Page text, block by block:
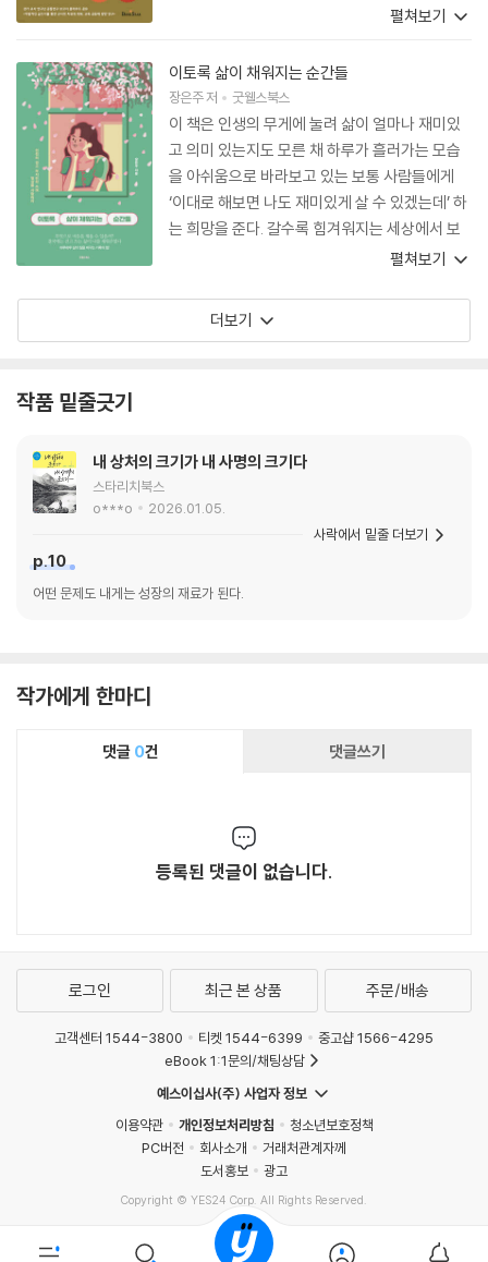
대한 진실한 사랑이 담겨 있었기 때문이다. 교사
로 교육하는 교사들이 있기에 우리 아이들이 쉽지
않은 인생을 개척해 갈 마음의 힘과 능력을 갖출
수 있겠구나.’ 하는 신뢰가 생겼다. 이 책의 공저자
들은 같은 길을 가는 교사들에게 도움이 되었으면
하는 마음에서 글을 쓴 듯하다. 하지만 이 책은 학
부모들에게 더 필요한 책이라는 생각이 든다. 학
부모들이 이 글을 읽게 되면 다시 ‘선생님’들을 존
경하게 될 것이다. 학교 교육을 신뢰하게 될 것이
이다. 교사들이 쓴 글이지만, 모든 직업인이 보아
야 할 책이다. 이 책에 등장하는 교사들처럼 자기
를 보낸다.
펼쳐보기
이토록 삶이 채워지는 순간들
장은주저 굿웰스북스
이 책은 인생의 무게에 눌려 삶이 얼마나 재미있
고 의미 있는지도 모른 채 하루가 흘러가는 모습
을 아쉬움으로 바라보고 있는 보통 사람들에게
‘이대로 해보면 나도 재미있게 살 수 있겠는데’ 하
는 희망을 준다. 갈수록 힘겨워지는 세상에서 보
통 사람이 보통 사람에게 희망의 단서를 풀어주는
들이 많아질 것이라는 예감이 들어 추천사를 기분
펼쳐보기
더보기
작품 밑줄긋기
내 상처의 크기가 내 사명의 크기다
스타리치북스
o***o
2026.01.05.
p.10
어떤 문제도 내게는 성장의 재료가 된다.
사락에서 밑줄 더보기
작가에게 한마디
댓글 0건 댓글쓰기
등록된 댓글이 없습니다.
로그인 최근 본 상품 주문/배송
고객센터 1544-3800 티켓 1544-6399
중고샵 1566-4295
eBook 1:1문의/채팅상담
예스이십사(주) 사업자 정보
이용약관
개인정보처리방침
청소년보호정책
PC버전
회사소개
거래처관계자께
도서홍보
광고
Copyright © YES24 Corp. All Rights Reserved.